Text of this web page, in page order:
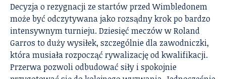
Decyzja o rezygnacji ze startów przed Wimbledonem
może być odczytywana jako rozsądny krok po bardzo
intensywnym turnieju. Dziesięć meczów w Roland
Garros to duży wysiłek, szczególnie dla zawodniczki,
która musiała rozpocząć rywalizację od kwalifikacji.
Przerwa pozwoli odbudować siły i spokojnie